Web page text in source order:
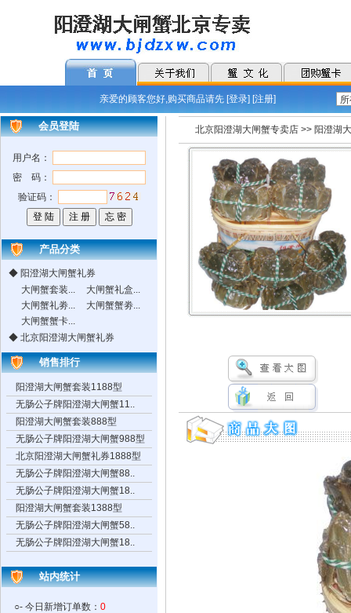
亲爱的顾客您好,购买商品请先 [登录] [注册]
会员登陆
用户名：
密 码：
验证码：
产品分类
◆ 阳澄湖大闸蟹礼券
大闸蟹套装...
大闸蟹礼盒...
大闸蟹礼劵...
大闸蟹蟹劵...
大闸蟹蟹卡...
◆ 北京阳澄湖大闸蟹礼券
销售排行
阳澄湖大闸蟹套装1188型
无肠公子牌阳澄湖大闸蟹11..
阳澄湖大闸蟹套装888型
无肠公子牌阳澄湖大闸蟹988型
北京阳澄湖大闸蟹礼券1888型
无肠公子牌阳澄湖大闸蟹88..
无肠公子牌阳澄湖大闸蟹18..
阳澄湖大闸蟹套装1388型
无肠公子牌阳澄湖大闸蟹58..
无肠公子牌阳澄湖大闸蟹18..
站内统计
○- 今日新增订单数： 0
北京阳澄湖大闸蟹专卖店 >> 阳澄湖